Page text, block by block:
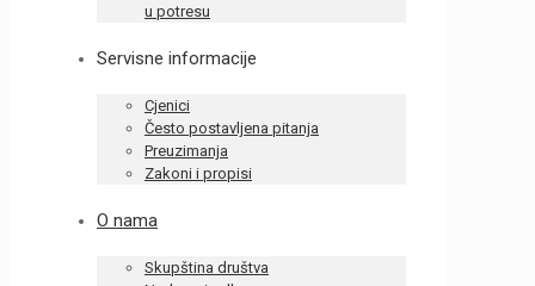
u potresu
Servisne informacije
Cjenici
Često postavljena pitanja
Preuzimanja
Zakoni i propisi
O nama
Skupština društva